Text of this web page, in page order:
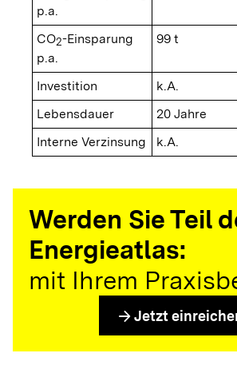
p.a.
CO2-Einsparung
p.a.
99 t
Investition
k.A.
Lebensdauer
20 Jahre
Interne Verzinsung
k.A.
Werden Sie Teil
Energieatlas:
mit Ihrem
arrow_forward Jetzt